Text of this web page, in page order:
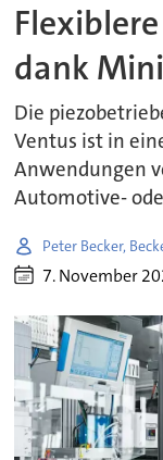
dank
Die
Ventus ist in
Anwendungen
Automotive-
Peter Becker,
7. November